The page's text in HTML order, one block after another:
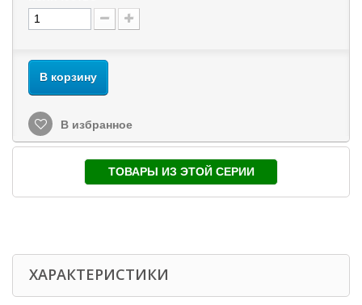
В корзину
В избранное
ТОВАРЫ ИЗ ЭТОЙ СЕРИИ
ХАРАКТЕРИСТИКИ